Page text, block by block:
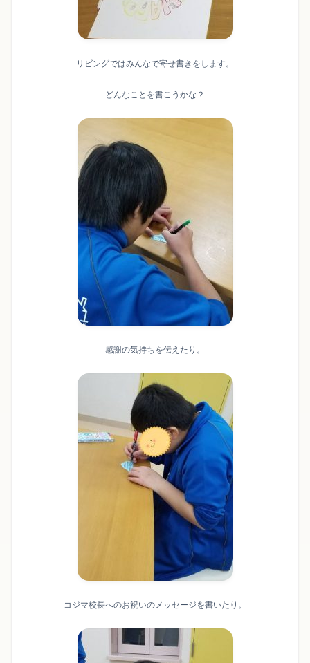
リビングではみんなで寄せ書きをします。
どんなことを書こうかな？
感謝の気持ちを伝えたり。
コジマ校長へのお祝いのメッセージを書いたり。